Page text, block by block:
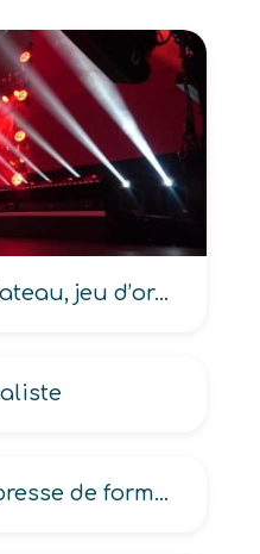
Electricien (de plateau, jeu d’orgues, spectacle), Electricien-éclairagiste spectacle
Machiniste sur presse de formage des métaux